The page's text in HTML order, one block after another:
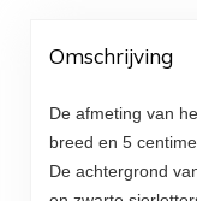
Omschrijving
De afmeting van
breed en 5
De achtergrond